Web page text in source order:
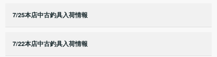
7/25本店中古釣具入荷情報
7/22本店中古釣具入荷情報